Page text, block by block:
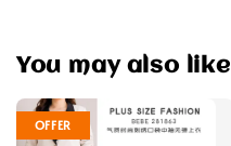
You may also like
OFFER